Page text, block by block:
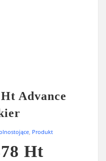
Advance
Produkt
Ht